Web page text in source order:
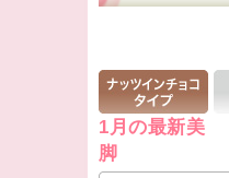
1月の最新美
脚